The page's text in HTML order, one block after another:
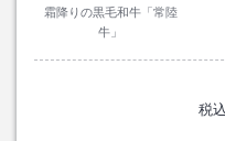
霜降りの黒毛和牛「常陸
牛」
税込